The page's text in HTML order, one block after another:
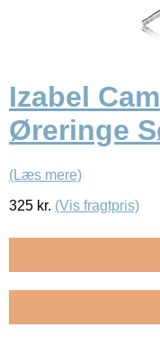
Izabel
Øreringe
(Læs mere)
325 kr. (Vis fragtpris)